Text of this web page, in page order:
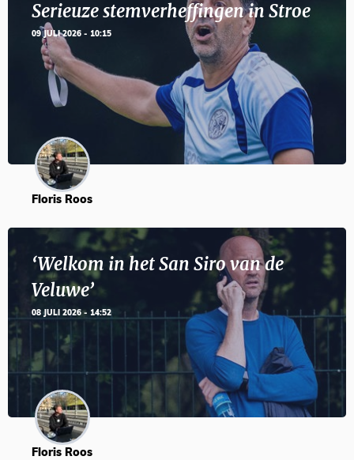
Serieuze stemverheffingen in Stroe
09 JULI 2026 - 10:15
Floris Roos
‘Welkom in het San Siro van de
Veluwe’
08 JULI 2026 - 14:52
Floris Roos